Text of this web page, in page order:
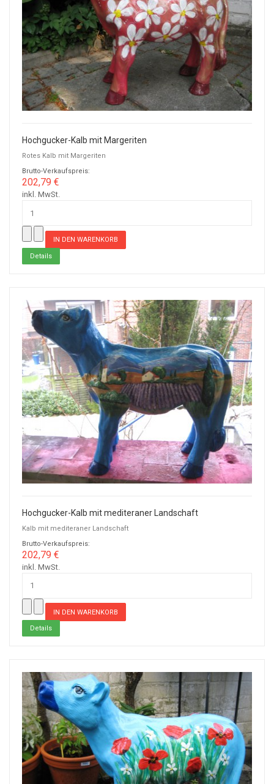
Hochgucker-Kalb mit Margeriten
Rotes Kalb mit Margeriten
Brutto-Verkaufspreis:
202,79 €
inkl. MwSt.
Details
Hochgucker-Kalb mit mediteraner Landschaft
Kalb mit mediteraner Landschaft
Brutto-Verkaufspreis:
202,79 €
inkl. MwSt.
Details